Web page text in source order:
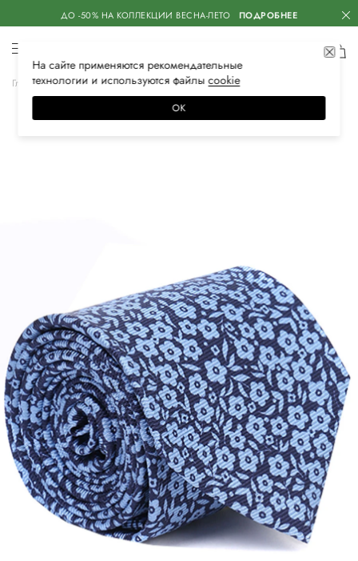
ДО -50% НА КОЛЛЕКЦИИ ВЕСНА-ЛЕТО ПОДРОБНЕЕ
Главная Мужская Аксессуары Галстуки и платки
На сайте применяются рекомендательные
технологии и используются файлысооkiе
ОК